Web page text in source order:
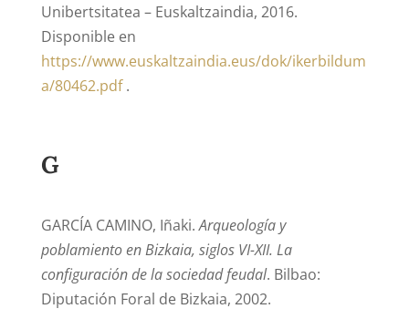
Unibertsitatea – Euskaltzaindia, 2016.
Disponible en
https://www.euskaltzaindia.eus/dok/ikerbildum
a/80462.pdf.
G
GARCÍA CAMINO, Iñaki.Arqueología y
poblamiento en Bizkaia, siglos VI-XII. La
configuración de la sociedad feudal. Bilbao:
Diputación Foral de Bizkaia, 2002.